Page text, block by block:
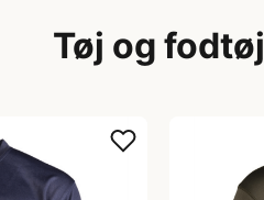
Tøj og fodtøj